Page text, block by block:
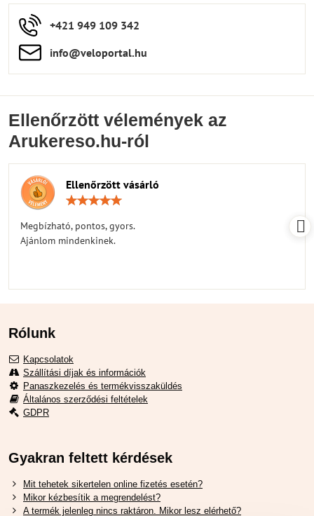
+421 949 109 342
info​​@veloportal​.hu
Ellenőrzött vélemények az
Arukereso.hu-ról
Ellenőrzött vásárló
Megbízható, pontos, gyors.
Ajánlom mindenkinek.
Rólunk
Kapcsolatok
Szállítási díjak és információk
Panaszkezelés és termékvisszaküldés
Általános szerződési feltételek
GDPR
Gyakran feltett kérdések
Mit tehetek sikertelen online fizetés esetén?
Mikor kézbesítik a megrendelést?
A termék jelenleg nincs raktáron. Mikor lesz elérhető?